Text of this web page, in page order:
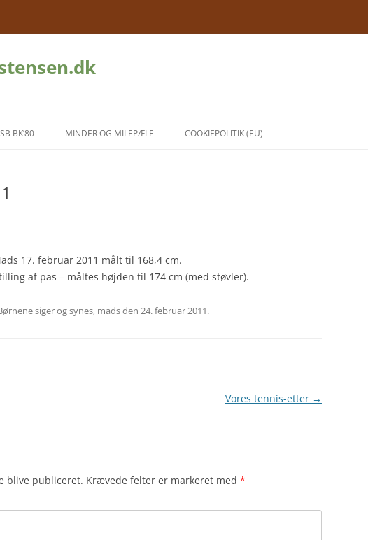
BK’80 MINDER OG MILEPÆLE COOKIEPOLITIK (EU)
17. februar 2011 målt til 168,4 cm.
af pas – måltes højden til 174 cm (med støvler).
siger og synes, madsden 24. februar 2011.
Vores tennis-etter →
blive publiceret. Krævede felter er markeret med *